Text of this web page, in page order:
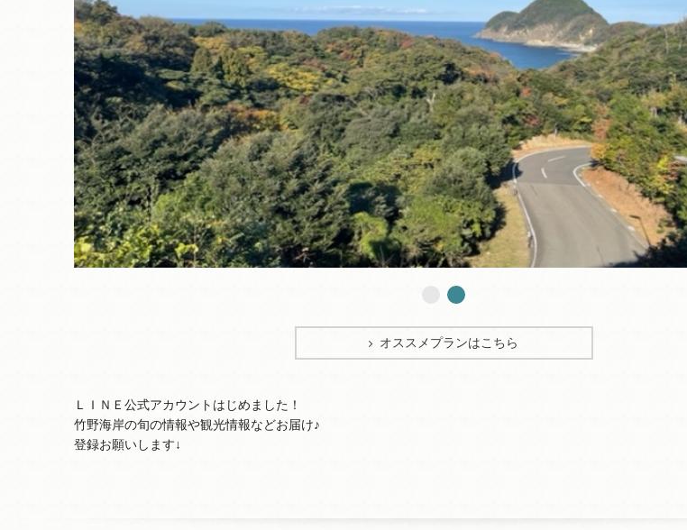
オススメプランはこちら
ＬＩＮＥ公式アカウントはじめました！
竹野海岸の旬の情報や観光情報などお届け♪
登録お願いします↓